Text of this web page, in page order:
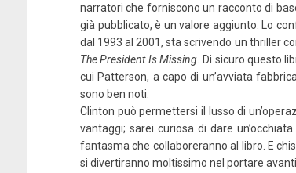
narratori che forniscono un racconto di
già pubblicato, è un valore aggiunto. Lo
dal 1993 al 2001, sta scrivendo un thriller
The President Is Missing. Di sicuro questo
cui Patterson, a capo di un’avviata
sono ben noti.
Clinton può permettersi il lusso di
vantaggi; sarei curiosa di dare
fantasma che collaboreranno al libro. E
si divertiranno moltissimo nel portare